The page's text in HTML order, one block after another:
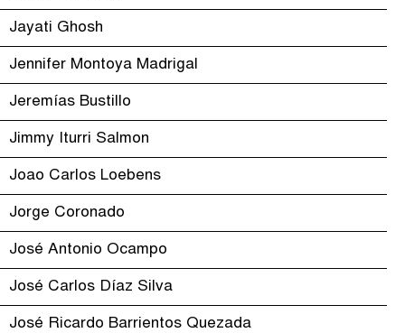
Jayati Ghosh
Jennifer Montoya Madrigal
Jeremías Bustillo
Jimmy Iturri Salmon
Joao Carlos Loebens
Jorge Coronado
José Antonio Ocampo
José Carlos Díaz Silva
José Ricardo Barrientos Quezada